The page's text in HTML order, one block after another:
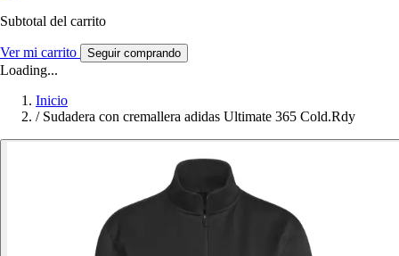
Subtotal del carrito
Ver mi carrito Seguir comprando
Loading...
Inicio
/ Sudadera con cremallera adidas Ultimate 365 Cold.Rdy